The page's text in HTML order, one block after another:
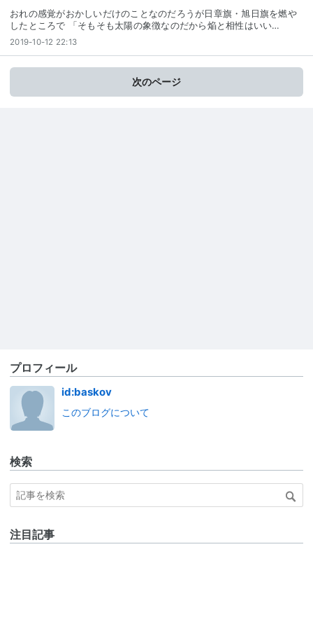
おれの感覚がおかしいだけのことなのだろうが日章旗・旭日旗を燃や
したところで 「そもそも太陽の象徴なのだから焔と相性はいい…
2019-10-12 22:13
次のページ
プロフィール
id:baskov
このブログについて
検索
注目記事